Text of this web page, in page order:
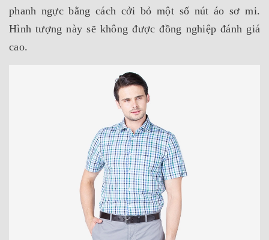
phanh ngực bằng cách cởi bỏ một số nút áo sơ mi.
Hình tượng này sẽ không được đồng nghiệp đánh giá
cao.